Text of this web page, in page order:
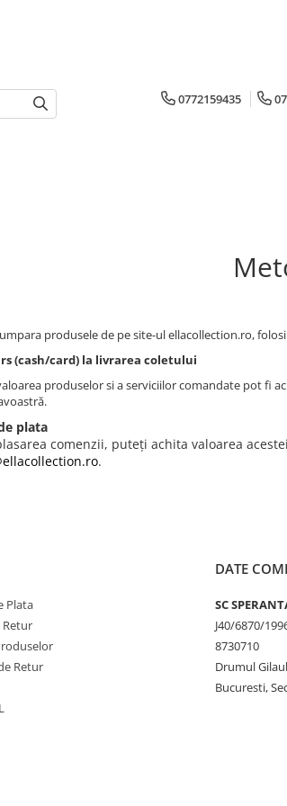
0772159435
produsele de pe site-ul ellacollection.ro,
(cash/card) la livrarea coletului
produselor si a serviciilor comandate pot fi
plata
comenzii, puteți achita valoarea
.
Plata
Retur
Retur
DATE
SC
J40/6870/
8730710
Drumul
Bucuresti,